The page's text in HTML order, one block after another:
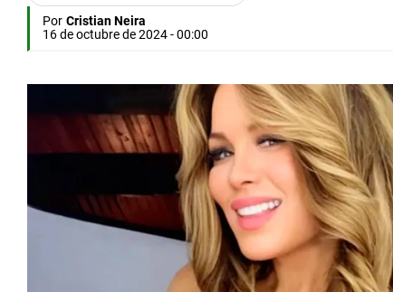
Por Cristian Neira
16 de octubre de 2024 - 00:00